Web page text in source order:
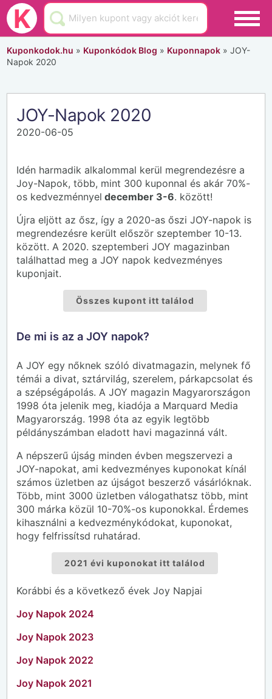
K
Black Friday
Hamarosan lejár
Üzletek
Blog
Akciók
Kuponkodok.hu » Kuponkódok Blog » Kuponnapok »JOY-
Napok 2020
JOY-Napok 2020
2020-06-05
Idén harmadik alkalommal kerül megrendezésre a
Joy-Napok, több, mint 300 kuponnal és akár 70%-
os kedvezménnyel december 3-6. között!
Újra eljött az ősz, így a 2020-as őszi JOY-napok is
megrendezésre került először szeptember 10-13.
között. A 2020. szeptemberi JOY magazinban
találhattad meg a JOY napok kedvezményes
kuponjait.
Összes kupont itt találod
De mi is az a JOY napok?
A JOY egy nőknek szóló divatmagazin, melynek fő
témái a divat, sztárvilág, szerelem, párkapcsolat és
a szépségápolás. A JOY magazin Magyarországon
1998 óta jelenik meg, kiadója a Marquard Media
Magyarország. 1998 óta az egyik legtöbb
példányszámban eladott havi magazinná vált.
A népszerű újság minden évben megszervezi a
JOY-napokat, ami kedvezményes kuponokat kínál
számos üzletben az újságot beszerző vásárlóknak.
Több, mint 3000 üzletben válogathatsz több, mint
300 márka közül 10-70%-os kuponokkal. Érdemes
kihasználni a kedvezménykódokat, kuponokat,
hogy felfrissítsd ruhatárad.
2021 évi kuponokat itt találod
Korábbi és a következő évek Joy Napjai
Joy Napok 2024
Joy Napok 2023
Joy Napok 2022
Joy Napok 2021